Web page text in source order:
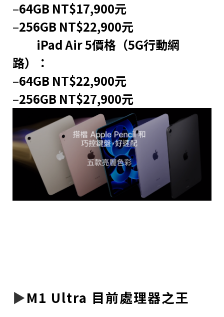
–64GB NT$17,900元
–256GB NT$22,900元
iPad Air 5價格（5G行動網
路）：
–64GB NT$22,900元
–256GB NT$27,900元
▶︎M1 Ultra 目前處理器之王